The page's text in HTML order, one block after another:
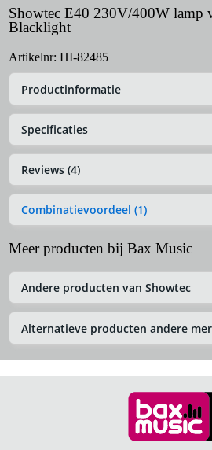
Showtec E40 230V/400W lamp
Blacklight
Artikelnr: HI-82485
Productinformatie
Specificaties
Reviews (4)
Combinatievoordeel (1)
Meer producten bij Bax Music
Andere producten van Showtec
Alternatieve producten andere